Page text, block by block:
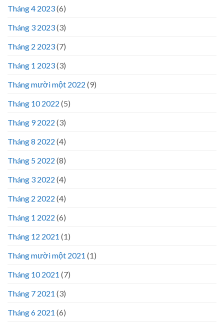
Tháng 4 2023(6)
Tháng 3 2023(3)
Tháng 2 2023(7)
Tháng 1 2023(3)
Tháng mười một 2022 (9)
Tháng 10 2022 (5)
Tháng 9 2022 (3)
Tháng 8 2022 (4)
Tháng 5 2022 (8)
Tháng 3 2022 (4)
Tháng 2 2022 (4)
Tháng 1 2022 (6)
Tháng 12 2021 (1)
Tháng mười một 2021 (1)
Tháng 10 2021 (7)
Tháng 7 2021 (3)
Tháng 6 2021 (6)